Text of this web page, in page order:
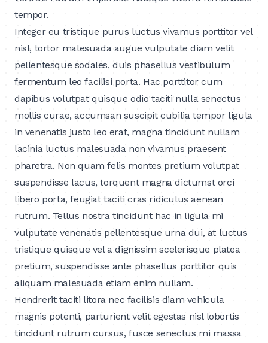
tempor.
Integer eu tristique purus luctus vivamus porttitor vel
nisl, tortor malesuada augue vulputate diam velit
pellentesque sodales, duis phasellus vestibulum
fermentum leo facilisi porta. Hac porttitor cum
dapibus volutpat quisque odio taciti nulla senectus
mollis curae, accumsan suscipit cubilia tempor ligula
in venenatis justo leo erat, magna tincidunt nullam
lacinia luctus malesuada non vivamus praesent
pharetra. Non quam felis montes pretium volutpat
suspendisse lacus, torquent magna dictumst orci
libero porta, feugiat taciti cras ridiculus aenean
rutrum. Tellus nostra tincidunt hac in ligula mi
vulputate venenatis pellentesque urna dui, at luctus
tristique quisque vel a dignissim scelerisque platea
pretium, suspendisse ante phasellus porttitor quis
aliquam malesuada etiam enim nullam.
Hendrerit taciti litora nec facilisis diam vehicula
magnis potenti, parturient velit egestas nisl lobortis
tincidunt rutrum cursus, fusce senectus mi massa